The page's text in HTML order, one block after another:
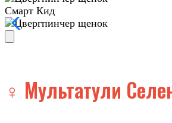
Смарт Кид
♀️ Мультатули